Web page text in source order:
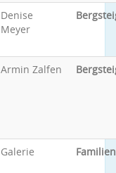
Denise
Meyer
Armin Zalfen
Galerie